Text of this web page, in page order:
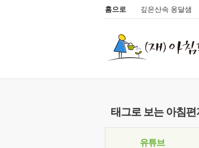
홈으로 깊은산속 옹달샘
태그로 보는 아침편
유튜브